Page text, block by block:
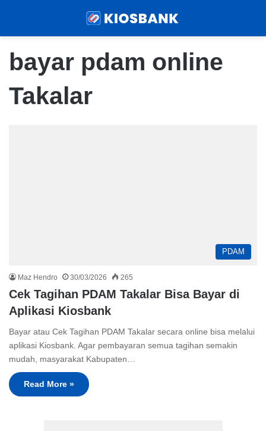
bayar pdam online
Takalar
PDAM
Maz Hendro 30/03/2026 265
Cek Tagihan PDAM Takalar Bisa Bayar di
Aplikasi Kiosbank
Bayar atau Cek Tagihan PDAM Takalar secara online bisa melalui
aplikasi Kiosbank. Agar pembayaran semua tagihan semakin
mudah, masyarakat Kabupaten…
Read More »